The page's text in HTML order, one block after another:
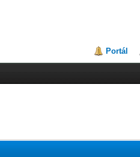
Portál